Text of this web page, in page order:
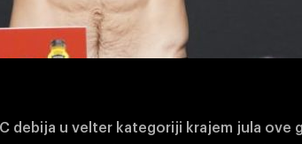
debija u velter kategoriji krajem jula ove